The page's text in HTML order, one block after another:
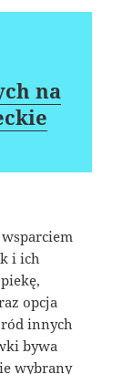
na
i ich
opcja
innych
bywa
wybrany